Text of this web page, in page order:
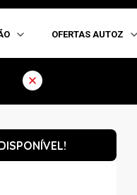
OFERTAS AUTOZ